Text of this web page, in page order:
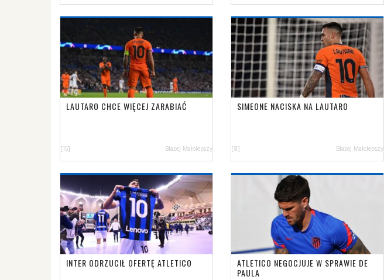
LAUTARO CHCE WIĘCEJ ZARABIAĆ
[15] Błażej Małolepszy
SIMEONE NACISKA NA LAUTARO
[8] Błażej Małolepszy
INTER ODRZUCIŁ OFERTĘ ATLETICO
ATLETICO NEGOCJUJE W SPRAWIE DE
PAULA